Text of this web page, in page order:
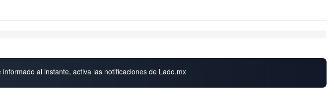
informado al instante, activa las notificaciones de Lado.mx